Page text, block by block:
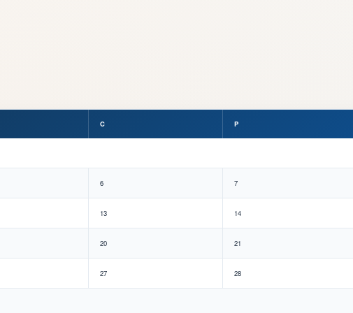
C P
6 7
13 14
20 21
27 28